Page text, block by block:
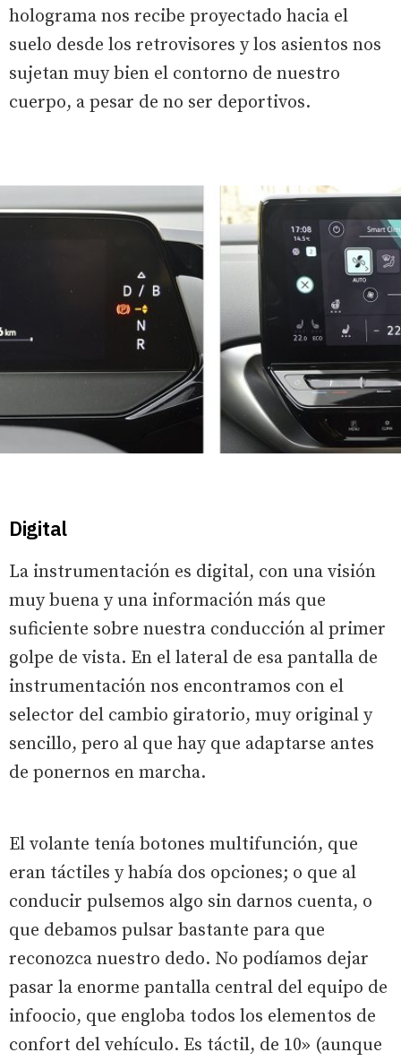
holograma nos recibe proyectado hacia el
suelo desde los retrovisores y los asientos nos
sujetan muy bien el contorno de nuestro
cuerpo, a pesar de no ser deportivos.
Digital
La instrumentación es digital, con una visión
muy buena y una información más que
suficiente sobre nuestra conducción al primer
golpe de vista. En el lateral de esa pantalla de
instrumentación nos encontramos con el
selector del cambio giratorio, muy original y
sencillo, pero al que hay que adaptarse antes
de ponernos en marcha.
El volante tenía botones multifunción, que
eran táctiles y había dos opciones; o que al
conducir pulsemos algo sin darnos cuenta, o
que debamos pulsar bastante para que
reconozca nuestro dedo. No podíamos dejar
pasar la enorme pantalla central del equipo de
infoocio, que engloba todos los elementos de
confort del vehículo. Es táctil, de 10» (aunque